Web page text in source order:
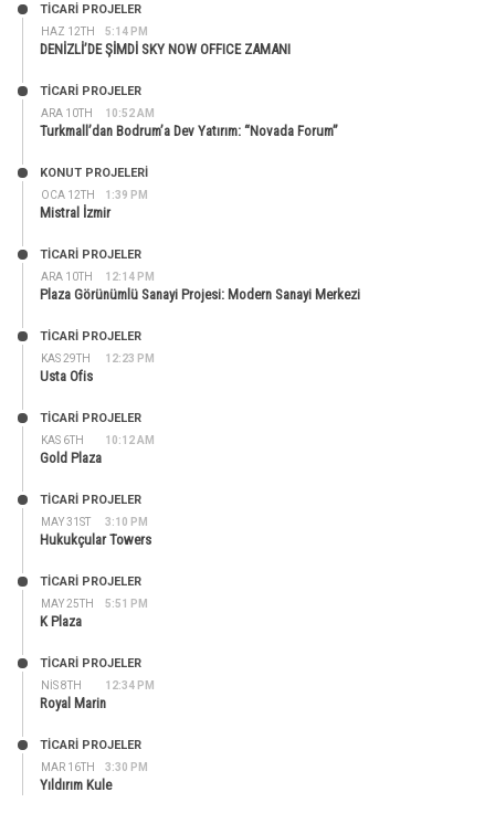
HAZ 12TH 5:14 PM
TİCARİ PROJELER
DENİZLİ’DE ŞİMDİ SKY NOW OFFICE ZAMANI
ARA 10TH 10:52 AM
TİCARİ PROJELER
Turkmall’dan Bodrum’a Dev Yatırım: “Novada Forum”
OCA 12TH 1:39 PM
KONUT PROJELERI
Mistral İzmir
ARA 10TH 12:14 PM
TİCARİ PROJELER
Plaza Görünümlü Sanayi Projesi: Modern Sanayi Merkezi
KAS 29TH 12:23 PM
TİCARİ PROJELER
Usta Ofis
KAS 6TH 10:12 AM
TİCARİ PROJELER
Gold Plaza
MAY 31ST 3:10 PM
TİCARİ PROJELER
Hukukçular Towers
MAY 25TH 5:51 PM
TİCARİ PROJELER
K Plaza
NIS 8TH 12:34 PM
TİCARİ PROJELER
Royal Marin
MAR 16TH 3:30 PM
TİCARİ PROJELER
Yıldırım Kule